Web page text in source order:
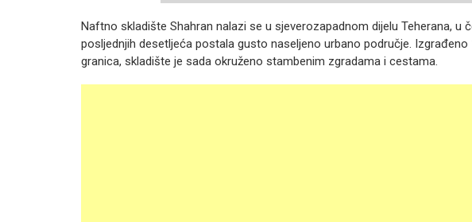
Naftno skladište Shahran nalazi se u sjeverozapadnom dijelu Teherana, u
posljednjih desetljeća postala gusto naseljeno urbano područje. Izgrađeno
granica, skladište je sada okruženo stambenim zgradama i cestama.